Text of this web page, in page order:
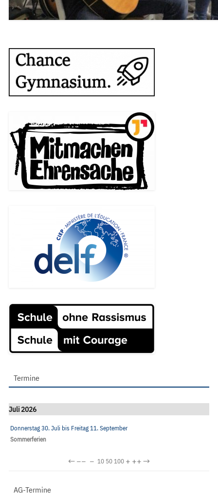
Termine
Juli 2026
Donnerstag 30. Juli bis Freitag 11. September
Sommerferien
←−− − 10 50100 + ++→
AG-Termine